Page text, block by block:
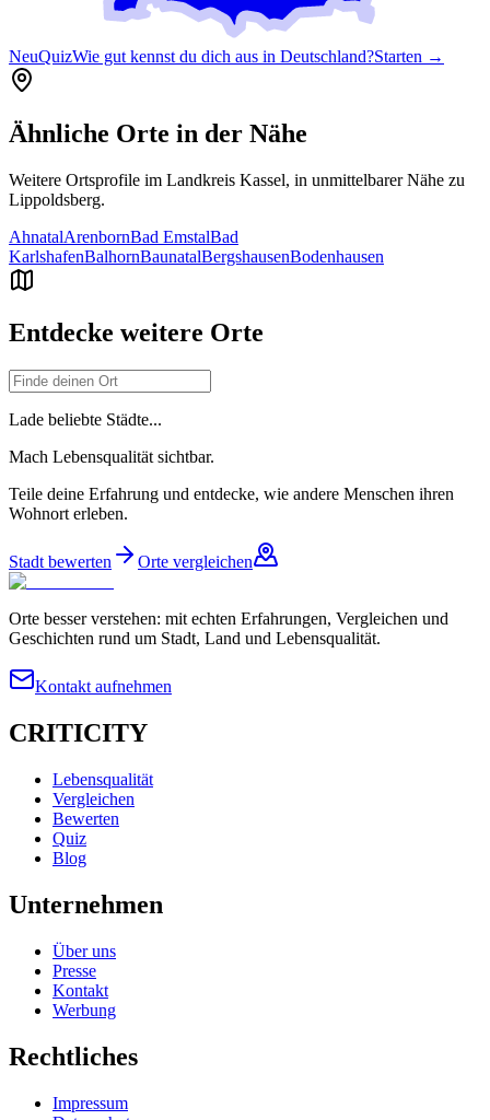
NeuQuizWie gut kennst du dich aus in Deutschland?Starten →
Ähnliche Orte in der Nähe
Weitere Ortsprofile im Landkreis Kassel, in unmittelbarer Nähe zu
Lippoldsberg.
AhnatalArenbornBad EmstalBad
KarlshafenBalhornBaunatalBergshausenBodenhausen
Entdecke weitere Orte
Lade beliebte Städte...
Mach Lebensqualität sichtbar.
Teile deine Erfahrung und entdecke, wie andere Menschen ihren
Wohnort erleben.
Stadt bewerten Orte vergleichen
Orte besser verstehen: mit echten Erfahrungen, Vergleichen und
Geschichten rund um Stadt, Land und Lebensqualität.
Kontakt aufnehmen
CRITICITY
Lebensqualität
Vergleichen
Bewerten
Quiz
Blog
Unternehmen
Über uns
Presse
Kontakt
Werbung
Rechtliches
Impressum